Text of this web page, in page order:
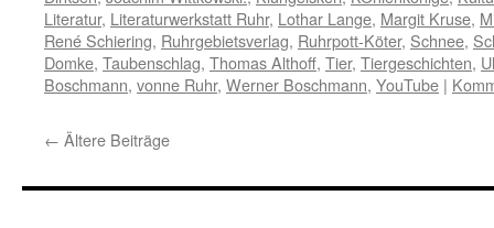
Literatur, Literaturwerkstatt Ruhr, Lothar Lange, Margit Kruse,
René Schiering, Ruhrgebietsverlag, Ruhrpott-Köter, Schnee,
Domke, Taubenschlag, Thomas Althoff, Tier, Tiergeschichten,
Boschmann, vonne Ruhr, Werner Boschmann, YouTube |
← Ältere Beiträge